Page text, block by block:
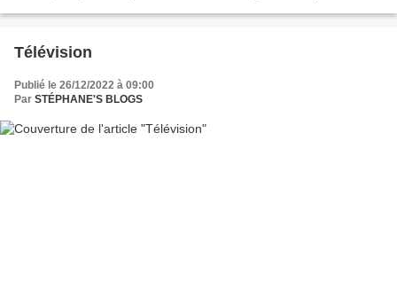
Télévision
Publié le 26/12/2022 à 09:00
Par STÉPHANE'S BLOGS